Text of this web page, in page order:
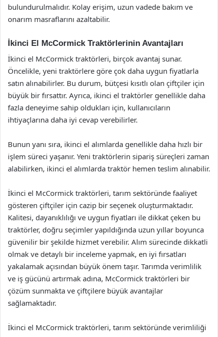
bulundurulmalıdır. Kolay erişim, uzun vadede bakım ve
onarım masraflarını azaltabilir.
İkinci El McCormick Traktörlerinin Avantajları
İkinci el McCormick traktörleri, birçok avantaj sunar.
Öncelikle, yeni traktörlere göre çok daha uygun fiyatlarla
satın alınabilirler. Bu durum, bütçesi kısıtlı olan çiftçiler için
büyük bir fırsattır. Ayrıca, ikinci el traktörler genellikle daha
fazla deneyime sahip oldukları için, kullanıcıların
ihtiyaçlarına daha iyi cevap verebilirler.
Bunun yanı sıra, ikinci el alımlarda genellikle daha hızlı bir
işlem süreci yaşanır. Yeni traktörlerin sipariş süreçleri zaman
alabilirken, ikinci el alımlarda traktör hemen teslim alınabilir.
İkinci el McCormick traktörleri, tarım sektöründe faaliyet
gösteren çiftçiler için cazip bir seçenek oluşturmaktadır.
Kalitesi, dayanıklılığı ve uygun fiyatları ile dikkat çeken bu
traktörler, doğru seçimler yapıldığında uzun yıllar boyunca
güvenilir bir şekilde hizmet verebilir. Alım sürecinde dikkatli
olmak ve detaylı bir inceleme yapmak, en iyi fırsatları
yakalamak açısından büyük önem taşır. Tarımda verimlilik
ve iş gücünü artırmak adına, McCormick traktörleri bir
çözüm sunmakta ve çiftçilere büyük avantajlar
sağlamaktadır.
İkinci el McCormick traktörleri, tarım sektöründe verimliliği